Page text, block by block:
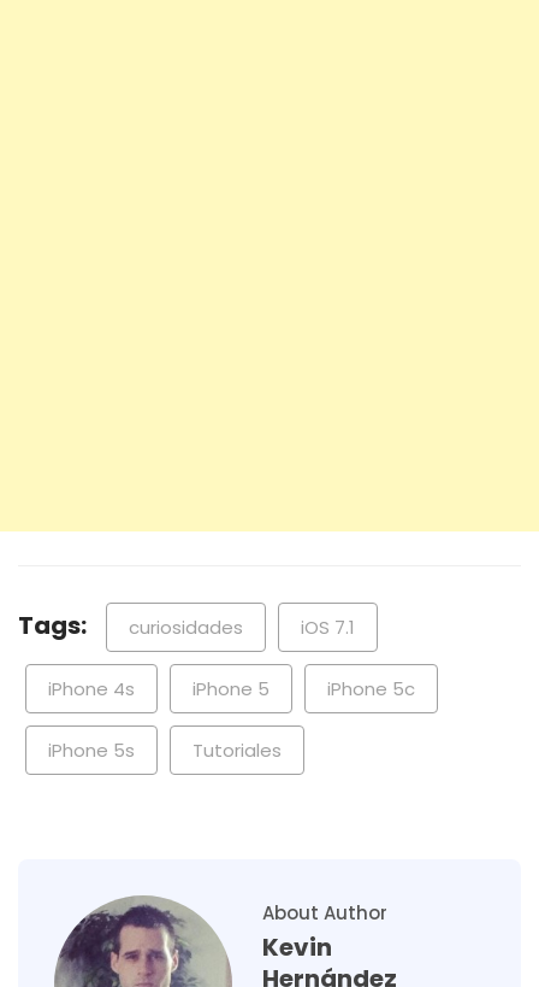
Tags: curiosidades iOS 7.1
iPhone 4s iPhone 5 iPhone 5c
iPhone 5s Tutoriales
About Author
Kevin
Hernández